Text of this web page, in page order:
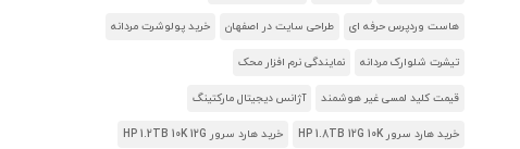
هاست وردپرس حرفه ای طراحی سایت در اصفهان خرید پولوشرت مردانه
تیشرت شلوارک مردانه نمایندگی نرم افزار محک
قیمت کلید لمسی غیر هوشمند آژانس دیجیتال مارکتینگ
خرید هارد سرور HP 1.8TB 12G 10K خرید هارد سرور HP 1.2TB 10K 12G